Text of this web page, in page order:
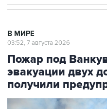
В МИРЕ
03:52, 7 августа 2026
Пожар под
эвакуации двух
получили